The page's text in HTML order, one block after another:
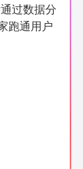
过数据分
跑通用户